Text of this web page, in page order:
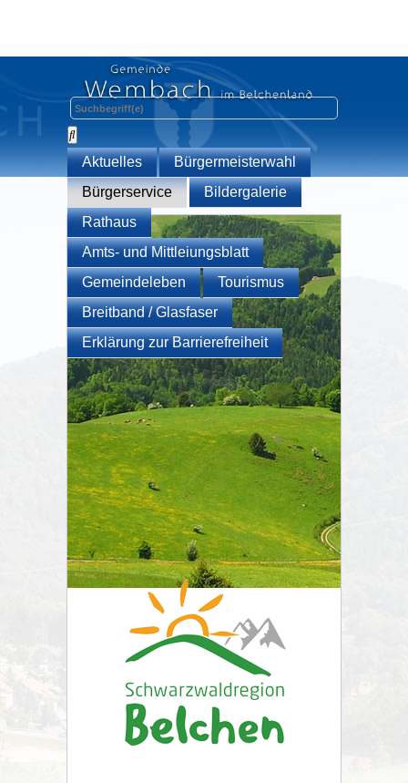
Aktuelles
Bürgermeisterwahl
Bürgerservice
Bildergalerie
Rathaus
Amts- und Mittleiungsblatt
Gemeindeleben
Tourismus
Breitband / Glasfaser
Erklärung zur Barrierefreiheit